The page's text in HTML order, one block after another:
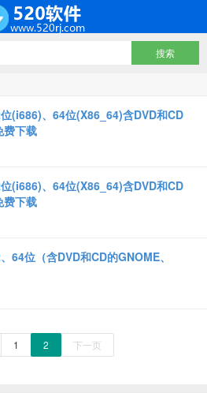
(i686)、64位(X86_64)含DVD和CD
费下载
(i686)、64位(X86_64)含DVD和CD
费下载
64位（含DVD和CD的GNOME、
1 2 下一页